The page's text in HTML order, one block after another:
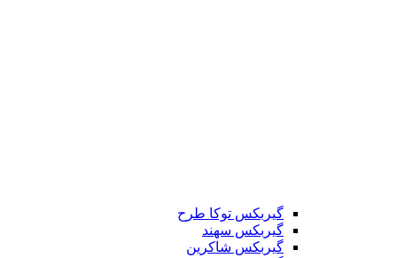
گیربکس توکا طرح
گیربکس سهند
گیربکس شاکرین